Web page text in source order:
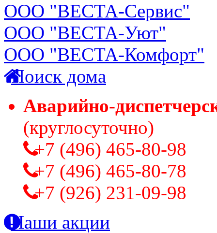
ООО "ВЕСТА-Сервис"
ООО "ВЕСТА-Уют"
ООО "ВЕСТА-Комфорт"
Поиск дома
Аварийно-
(круглосуточно)
+7 (496) 465-80-98
+7 (496) 465-80-78
+7 (926) 231-09-98
Наши акции